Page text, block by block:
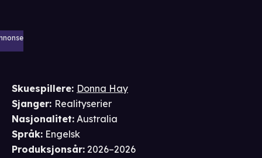
Skuespillere: Donna Hay
Sjanger: Realityserier
Nasjonalitet: Australia
Språk: Engelsk
Produksjonsår: 2026–2026